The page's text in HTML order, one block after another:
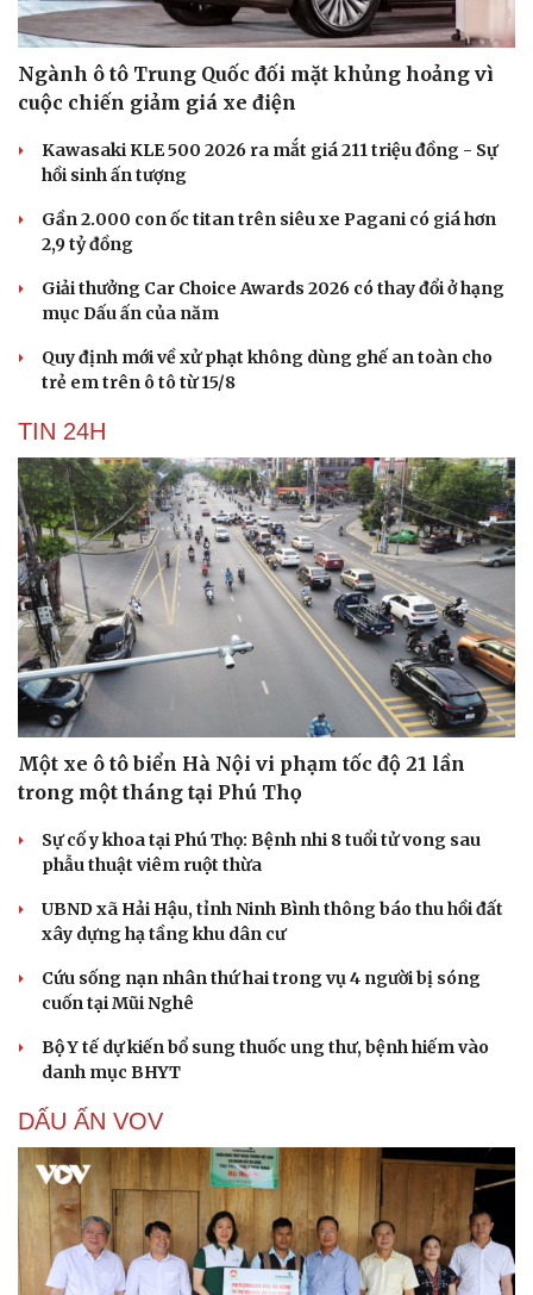
Ngành ô tô Trung Quốc đối mặt khủng hoảng vì
cuộc chiến giảm giá xe điện
Kawasaki KLE 500 2026 ra mắt giá 211 triệu đồng - Sự
hồi sinh ấn tượng
Gần 2.000 con ốc titan trên siêu xe Pagani có giá hơn
2,9 tỷ đồng
Giải thưởng Car Choice Awards 2026 có thay đổi ở hạng
mục Dấu ấn của năm
Quy định mới về xử phạt không dùng ghế an toàn cho
trẻ em trên ô tô từ 15/8
TIN 24H
Một xe ô tô biển Hà Nội vi phạm tốc độ 21 lần
trong một tháng tại Phú Thọ
Sự cố y khoa tại Phú Thọ: Bệnh nhi 8 tuổi tử vong sau
phẫu thuật viêm ruột thừa
UBND xã Hải Hậu, tỉnh Ninh Bình thông báo thu hồi đất
xây dựng hạ tầng khu dân cư
Cứu sống nạn nhân thứ hai trong vụ 4 người bị sóng
cuốn tại Mũi Nghê
Bộ Y tế dự kiến bổ sung thuốc ung thư, bệnh hiếm vào
danh mục BHYT
DẤU ẤN VOV